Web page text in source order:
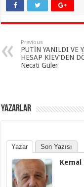
Previous
PUTİN YANILDI VE
HESAP KİEV’DEN
Necati Güler
YAZARLAR
Yazar Son Yazısı
Kemal